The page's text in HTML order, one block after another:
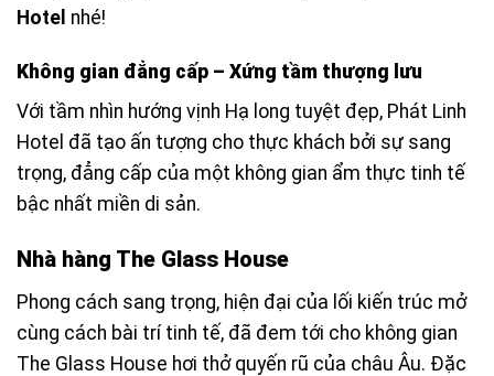
Hotel nhé!
Không gian đẳng cấp – Xứng tầm thượng lưu
Với tầm nhìn hướng vịnh Hạ long tuyệt đẹp, Phát Linh
Hotel đã tạo ấn tượng cho thực khách bởi sự sang
trọng, đẳng cấp của một không gian ẩm thực tinh tế
bậc nhất miền di sản.
Nhà hàng The Glass House
Phong cách sang trọng, hiện đại của lối kiến trúc mở
cùng cách bài trí tinh tế, đã đem tới cho không gian
The Glass House hơi thở quyến rũ của châu Âu. Đặc